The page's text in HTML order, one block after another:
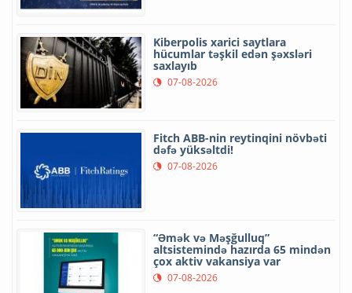
Kiberpolis xarici saytlara
hücumlar təşkil edən şəxsləri
saxlayıb
07-08-2026
Fitch ABB-nin reytinqini növbəti
dəfə yüksəltdi!
07-08-2026
“Əmək və Məşğulluq”
altsistemində hazırda 65 mindən
çox aktiv vakansiya var
07-08-2026